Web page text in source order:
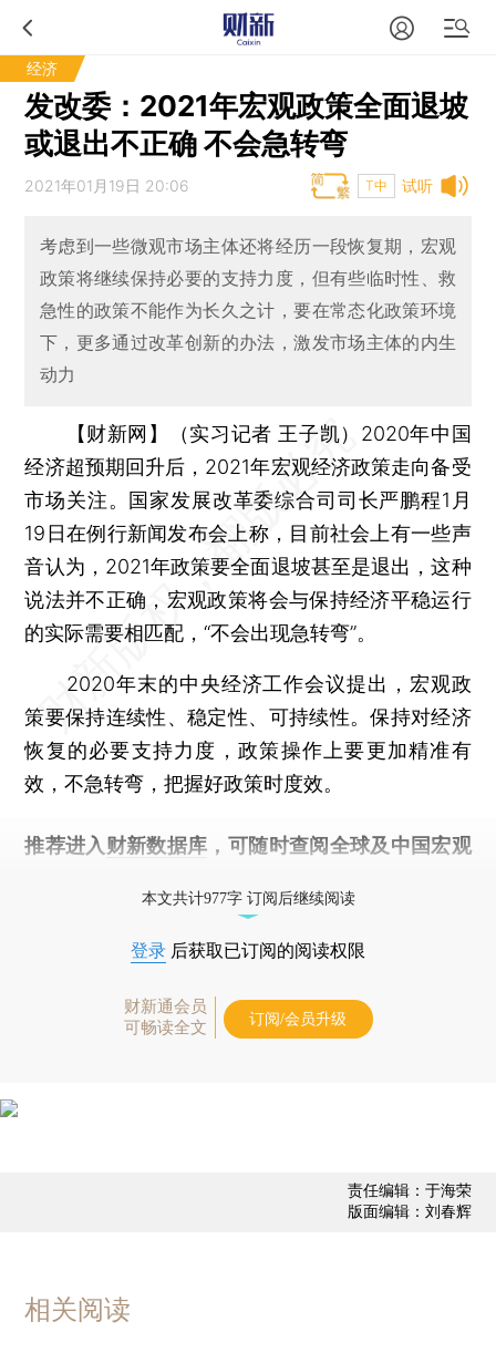
经济
发改委：2021年宏观政策全面退坡
或退出不正确 不会急转弯
试听
2021年01月19日 20:06 T中
考虑到一些微观市场主体还将经历一段恢复期，宏观
政策将继续保持必要的支持力度，但有些临时性、救
急性的政策不能作为长久之计，要在常态化政策环境
下，更多通过改革创新的办法，激发市场主体的内生
动力
【财新网】（实习记者 王子凯） 2020年中国
经济超预期回升后，2021年宏观经济政策走向备受
市场关注。国家发展改革委综合司司长严鹏程1月
19日在例行新闻发布会上称，目前社会上有一些声
音认为，2021年政策要全面退坡甚至是退出，这种
说法并不正确，宏观政策将会与保持经济平稳运行
的实际需要相匹配，“不会出现急转弯”。
2020年末的中央经济工作会议提出，宏观政
策要保持连续性、稳定性、可持续性。保持对经济
恢复的必要支持力度，政策操作上要更加精准有
效，不急转弯，把握好政策时度效。
推荐进入 财新数据库 ，可随时查阅全球及中国宏观
本文共计977字 订阅后继续阅读
登录 后获取已订阅的阅读权限
财新通会员
可畅读全文
订阅/会员升级
责任编辑：于海荣
版面编辑：刘春辉
相关阅读